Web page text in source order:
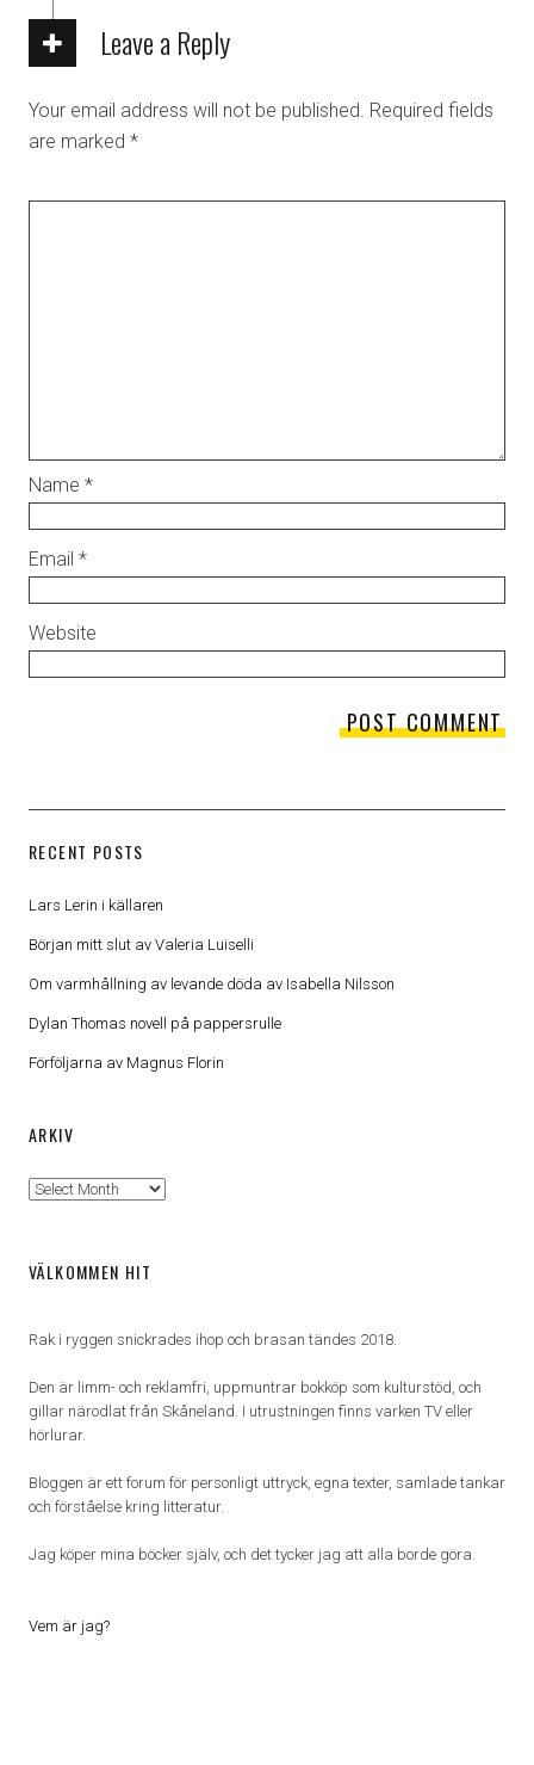
Leave a Reply
Your email address will not be published. Required fields
are marked *
Name *
Email *
Website
RECENT POSTS
Lars Lerin i källaren
Början mitt slut av Valeria Luiselli
Om varmhållning av levande döda av Isabella Nilsson
Dylan Thomas novell på pappersrulle
Förföljarna av Magnus Florin
ARKIV
Arkiv
VÄLKOMMEN HIT
Rak i ryggen snickrades ihop och brasan tändes 2018.
Den är limm- och reklamfri, uppmuntrar bokköp som kulturstöd, och
gillar närodlat från Skåneland. I utrustningen finns varken TV eller
hörlurar.
Bloggen är ett forum för personligt uttryck, egna texter, samlade tankar
och förståelse kring litteratur.
Jag köper mina böcker själv, och det tycker jag att alla borde göra.
Vem är jag?